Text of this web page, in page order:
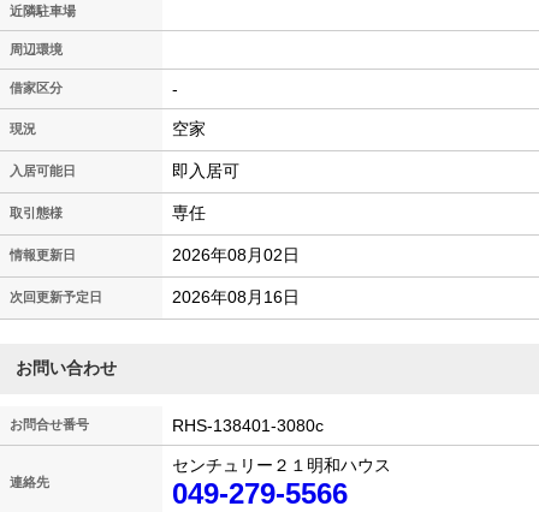
近隣駐車場
周辺環境
借家区分 -
現況 空家
入居可能日 即入居可
取引態様 専任
情報更新日 2026年08月02日
次回更新予定日 2026年08月16日
お問い合わせ
お問合せ番号 RHS-138401-3080c
連絡先
センチュリー２１明和ハウス
049-279-5566